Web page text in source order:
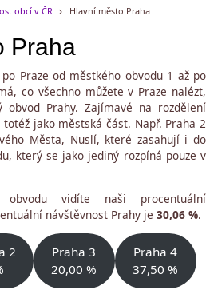
obcí v ČR Hlavní město Praha
Praha
Praze od městkého obvodu 1 až po
co všechno můžete v Praze nalézt,
obvod Prahy. Zajímavé na rozdělení
jako městská část. Např. Praha 2
Města, Nuslí, které zasahují i do
který se jako jediný rozpíná pouze v
obvodu vidíte naši procentuální
návštěvnost Prahy je 30,06 %.
2
Praha 3
20,00 %
Praha 4
37,50 %